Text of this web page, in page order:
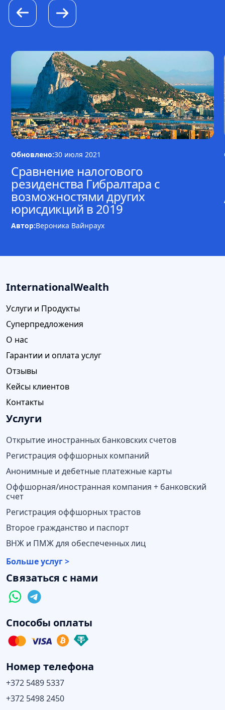
Обновлено:30 июля 2021
Сравнение налогового
резиденства Гибралтара с
возможностями других
юрисдикций в 2019
Автор:Вероника Вайнраух
InternationalWealth
Услуги и Продукты
Суперпредложения
О нас
Гарантии и оплата услуг
Отзывы
Кейсы клиентов
Контакты
Услуги
Открытие иностранных банковских счетов
Регистрация оффшорных компаний
Анонимные и дебетные платежные карты
Оффшорная/иностранная компания + банковский
счет
Регистрация оффшорных трастов
Второе гражданство и паспорт
ВНЖ и ПМЖ для обеспеченных лиц
Больше услуг >
Связаться с нами
Способы оплаты
Номер телефона
+372 5489 5337
+372 5498 2450